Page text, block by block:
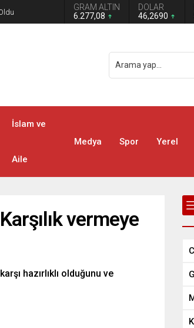
GRAM ALTIN
6.277,08
DOLAR
46,2690
İslam ve
Aile
Medya Spor Yerel
vermeye
hazırlıklı olduğunu ve